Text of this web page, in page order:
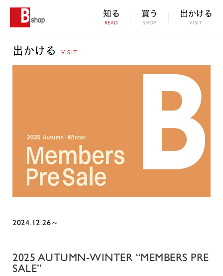
知る
READ
買う
SHOP
出かける
VISIT
出かける VISIT
2024.12.26～
2025 AUTUMN-WINTER “MEMBERS PRE
SALE”